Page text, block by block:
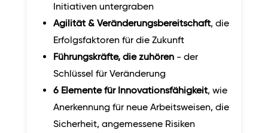
Initiativen untergraben
Agilität & Veränderungsbereitschaft, die
Erfolgsfaktoren für die Zukunft
Führungskräfte, die zuhören - der
Schlüssel für Veränderung
6 Elemente für Innovationsfähigkeit, wie
Anerkennung für neue Arbeitsweisen, die
Sicherheit, angemessene Risiken